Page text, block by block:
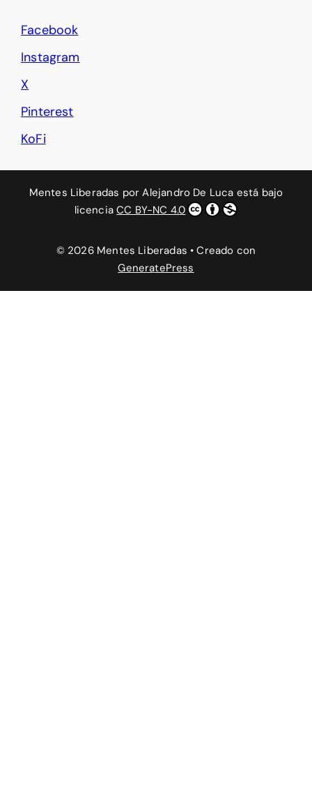
Facebook
Instagram
X
Pinterest
KoFi
Mentes Liberadas porAlejandro De Luca está bajo
licenciaCC BY-NC 4.0
© 2026 Mentes Liberadas • Creado con
GeneratePress